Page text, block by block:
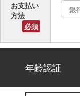
お支払い
方法
必須
年齢認証